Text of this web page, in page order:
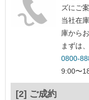
ズにご
当社在
庫から
まずは
0800-
9:00〜
[2] ご成約